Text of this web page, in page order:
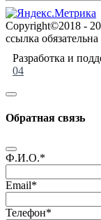
Copyright©2018 -
ссылка обязательна
Разработка и
04
Обратная связь
Ф.И.О.*
Email*
Телефон*